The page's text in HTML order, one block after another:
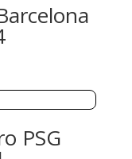
PSG